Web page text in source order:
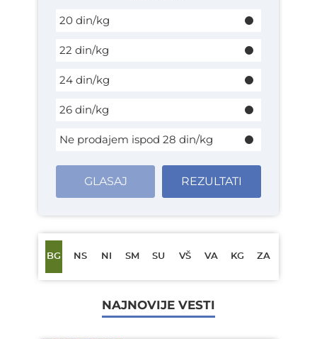
20 din/kg
22 din/kg
24 din/kg
26 din/kg
Ne prodajem ispod 28 din/kg
GLASAJ REZULTATI
BG NS NI SM SU VŠ VA KG ZA
NAJNOVIJE VESTI